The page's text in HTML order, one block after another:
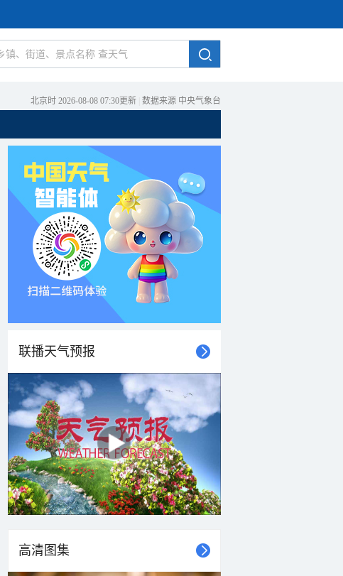
北京时 2026-08-08 07:30更新 数据来源 中央气象台
联播天气预报
高清图集